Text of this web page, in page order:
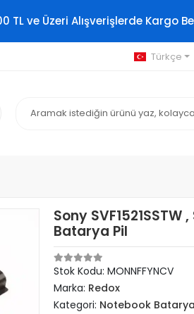
TL ve Üzeri Alışverişlerde Kargo
Türkçe
Sony SVF1521SSTW
Batarya Pil
Stok Kodu: MONNFFYNCV
Marka: Redox
Kategori: Notebook Batarya